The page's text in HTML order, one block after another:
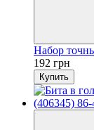
Набор
192 грн
Купить